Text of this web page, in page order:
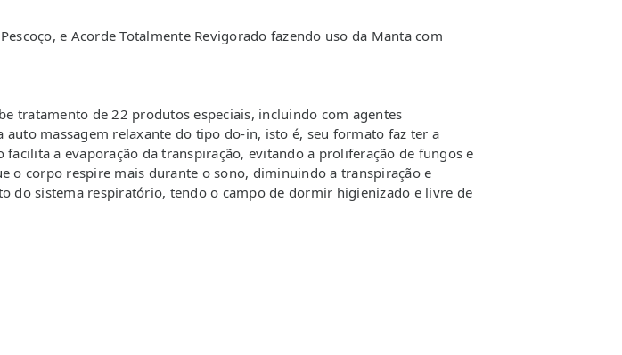
e Acorde Totalmente Revigorado fazendo uso da Manta com
tratamento de 22 produtos especiais, incluindo com agentes
massagem relaxante do tipo do-in, isto é, seu formato faz ter a
a evaporação da transpiração, evitando a proliferação de fungos e
o corpo respire mais durante o sono, diminuindo a transpiração e
do sistema respiratório, tendo o campo de dormir higienizado e livre de